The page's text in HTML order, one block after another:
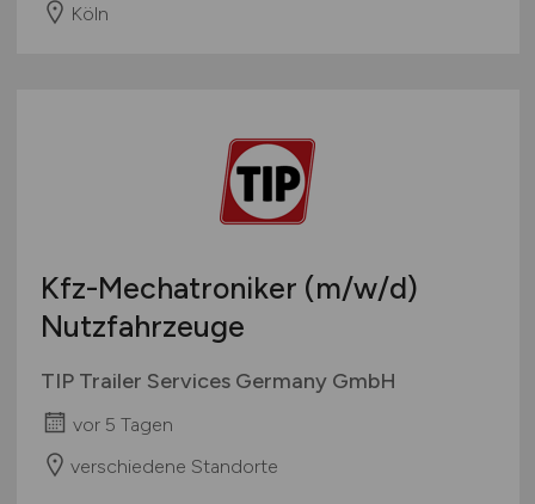
Köln
Kfz-Mechatroniker (m/w/d)
Nutzfahrzeuge
TIP Trailer Services Germany GmbH
vor 5 Tagen
verschiedene Standorte